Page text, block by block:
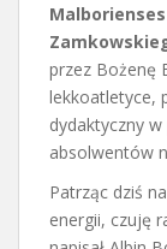
Malborienses
przez Bożenę
lekkoatletyce,
dydaktyczny
absolwentów
Patrząc dziś
energii, czuję